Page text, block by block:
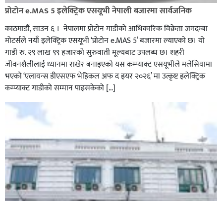
प्रोटोन e.MAS 5 इलेक्ट्रिक एसयूभी नेपाली बजारमा सार्वजनिक
काठमाडौं, साउन ६ । नेपालमा प्रोटोन गाडीको आधिकारिक विक्रेता जगदम्बा
मोटर्सले नयाँ इलेक्ट्रिक एसयूभी ‘प्रोटोन e.MAS 5’ बजारमा ल्याएको छ। यो
गाडी रु. २९ लाख ९९ हजारको सुरुवाती मूल्यबाट उपलब्ध छ। शहरी
जीवनशैलीलाई ध्यानमा राखेर बनाइएको यस कम्प्याक्ट एसयूभीले मलेसियामा
भएको ‘एलायन्स डीएसएफ भेहिकल अफ द इयर २०२६’ मा उत्कृष्ट इलेक्ट्रिक
कम्प्याक्ट गाडीको सम्मान पाइसकेको […]